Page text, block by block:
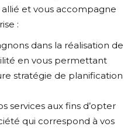
et vous accompagne
:
dans la réalisation de
en vous permettant
stratégie de planification
services aux fins d’opter
qui correspond à vos